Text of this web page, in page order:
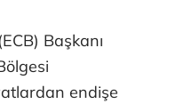
Başkanı
endişe